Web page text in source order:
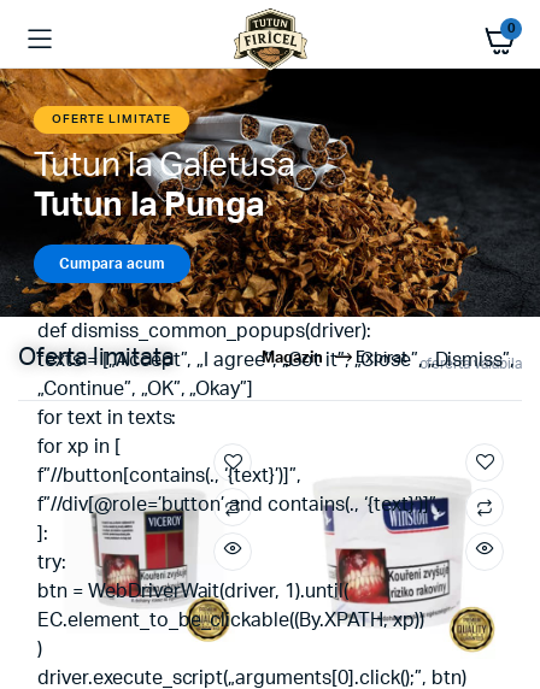
0
OFERTE LIMITATE
Tutun la Galetusa
Tutun la Punga
Cumpara acum
def dismiss_common_popups(driver):
texts = [„Accept”, „I agree”, „Got it”, „Close”, „Dismiss”,
„Continue”, „OK”, „Okay”]
for text in texts:
for xp in [
f”//button[contains(., ‘{text}’)]”,
f”//div[@role=’button’ and contains(., ‘{text}’)]”,
]:
try:
btn = WebDriverWait(driver, 1).until(
EC.element_to_be_clickable((By.XPATH, xp))
)
driver.execute_script(„arguments[0].click();”, btn)
Oferta limitata Expirat ofererta valabila
Magazin